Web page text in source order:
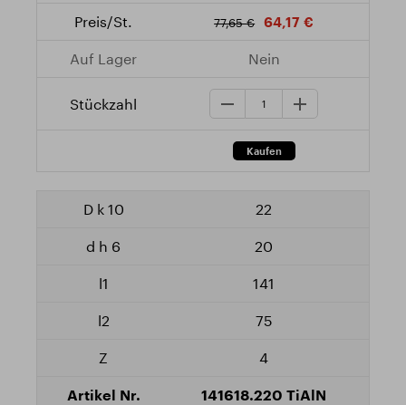
77,65 € 64,17 €
Nein
22
20
141
75
4
141618.220 TiAlN